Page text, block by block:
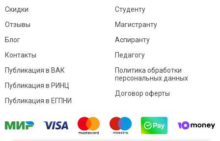
Скидки
Отзывы
Блог
Контакты
Студенту
Магистранту
Аспиранту
Педагогу
Публикация в ВАК
Публикация в РИНЦ
Публикация в ЕГПНИ
Политика обработки
персональных данных
Договор оферты